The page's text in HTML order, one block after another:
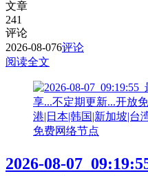
文章
241
评论
2026-08-076评论
阅读全文
免费网络节点
2026-08-